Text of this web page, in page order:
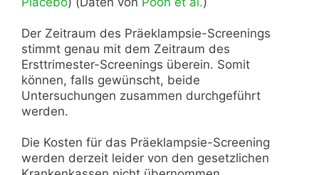
Der Zeitraum des Präeklampsie-Screenings
stimmt genau mit dem Zeitraum des
Ersttrimester-Screenings überein. Somit
können, falls gewünscht, beide
Untersuchungen zusammen durchgeführt
werden.
Die Kosten für das Präeklampsie-Screening
werden derzeit leider von den gesetzlichen